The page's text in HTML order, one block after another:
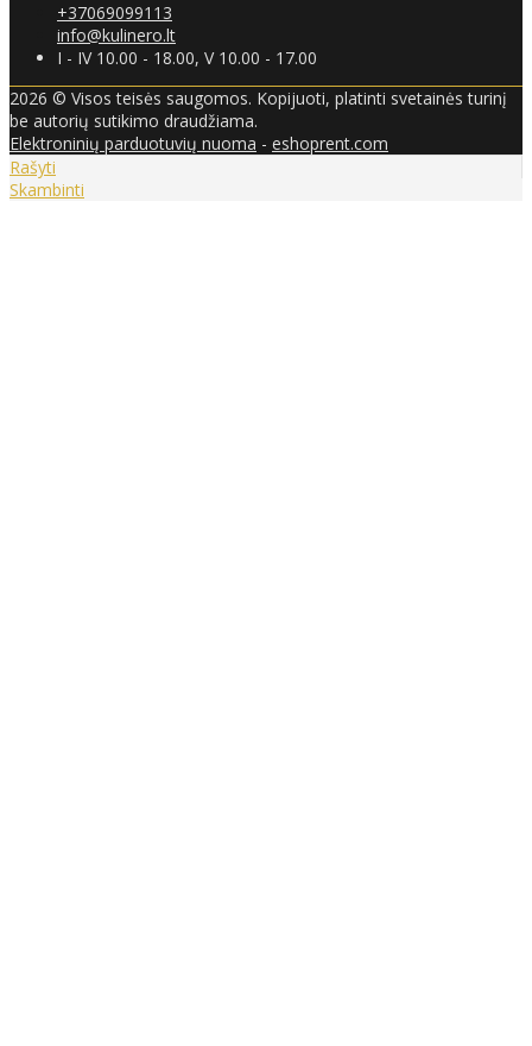
+37069099113
info@kulinero.lt
I - IV 10.00 - 18.00, V 10.00 - 17.00
2026 © Visos teisės saugomos. Kopijuoti, platinti svetainės turinį
be autorių sutikimo draudžiama.
Elektroninių parduotuvių nuoma - eshoprent.com
Rašyti
Skambinti